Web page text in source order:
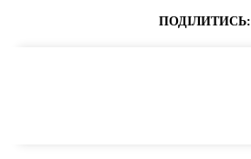
ПОДІЛИТИСЬ: